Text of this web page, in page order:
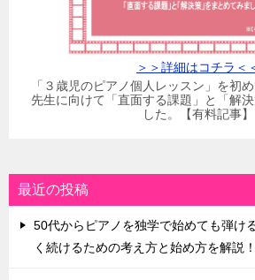
＞＞詳細はコチラ＜
「３歳児のピアノ個人レッスン」を初
先生に向けて「直面する課題」と「解
した。【有料記事】
最近の投稿
50代からピアノを独学で始めても弾け
く続けるための考え方と始め方を解説！